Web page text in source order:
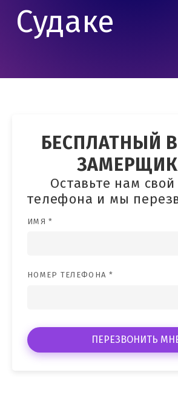
Судаке
БЕСПЛАТНЫЙ
Оставьте нам
телефона и мы
ИМЯ *
НОМЕР ТЕЛЕФОНА *
ПЕРЕЗВОНИТЬ